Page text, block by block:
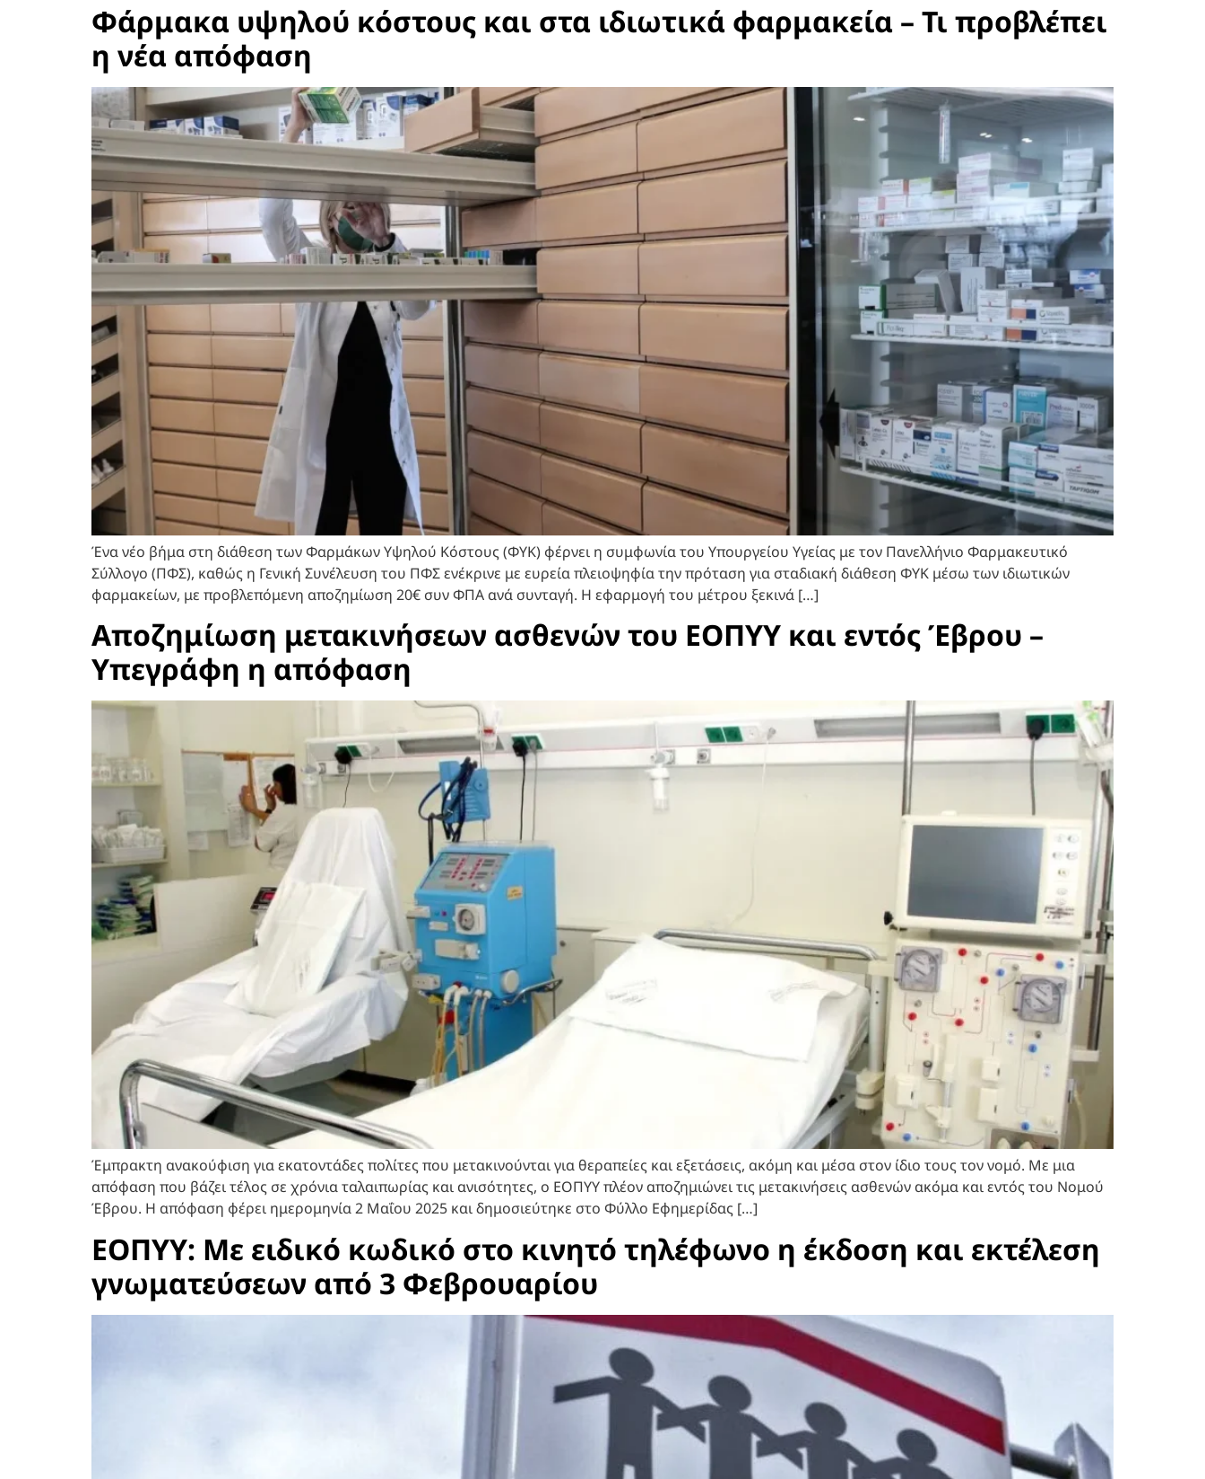
Φάρμακα υψηλού κόστους και στα ιδιωτικά φαρμακεία – Τι προβλέπει
η νέα απόφαση
Ένα νέο βήμα στη διάθεση των Φαρμάκων Υψηλού Κόστους (ΦΥΚ) φέρνει η συμφωνία του Υπουργείου Υγείας με τον Πανελλήνιο Φαρμακευτικό
Σύλλογο (ΠΦΣ), καθώς η Γενική Συνέλευση του ΠΦΣ ενέκρινε με ευρεία πλειοψηφία την πρόταση για σταδιακή διάθεση ΦΥΚ μέσω των ιδιωτικών
φαρμακείων, με προβλεπόμενη αποζημίωση 20€ συν ΦΠΑ ανά συνταγή. Η εφαρμογή του μέτρου ξεκινά […]
Αποζημίωση μετακινήσεων ασθενών του ΕΟΠΥΥ και εντός Έβρου –
Υπεγράφη η απόφαση
Έμπρακτη ανακούφιση για εκατοντάδες πολίτες που μετακινούνται για θεραπείες και εξετάσεις, ακόμη και μέσα στον ίδιο τους τον νομό. Με μια
απόφαση που βάζει τέλος σε χρόνια ταλαιπωρίας και ανισότητες, ο ΕΟΠΥΥ πλέον αποζημιώνει τις μετακινήσεις ασθενών ακόμα και εντός του Νομού
Έβρου. Η απόφαση φέρει ημερομηνία 2 Μαΐου 2025 και δημοσιεύτηκε στο Φύλλο Εφημερίδας […]
ΕΟΠΥΥ: Με ειδικό κωδικό στο κινητό τηλέφωνο η έκδοση και εκτέλεση
γνωματεύσεων από 3 Φεβρουαρίου